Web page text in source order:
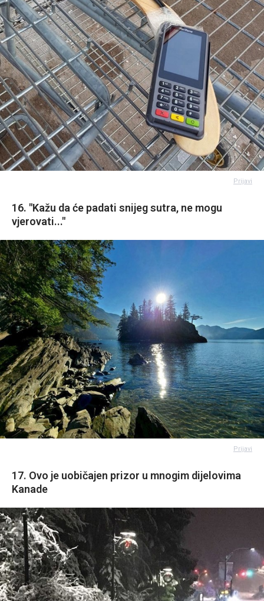
Prijavi
16. "Kažu da će padati snijeg sutra, ne mogu
vjerovati..."
Prijavi
17. Ovo je uobičajen prizor u mnogim dijelovima
Kanade